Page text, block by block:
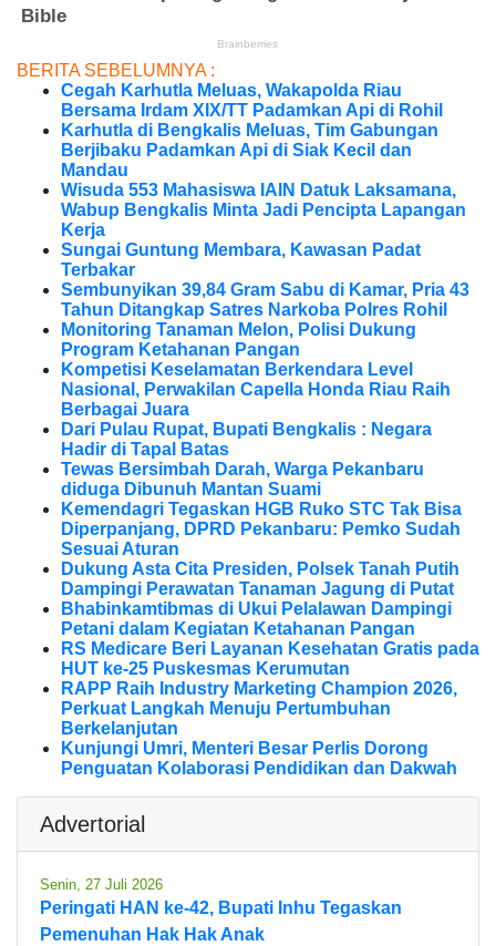
BERITA SEBELUMNYA :
Cegah Karhutla Meluas, Wakapolda Riau
Bersama Irdam XIX/TT Padamkan Api di Rohil
Karhutla di Bengkalis Meluas, Tim Gabungan
Berjibaku Padamkan Api di Siak Kecil dan
Mandau
Wisuda 553 Mahasiswa IAIN Datuk Laksamana,
Wabup Bengkalis Minta Jadi Pencipta Lapangan
Kerja
Sungai Guntung Membara, Kawasan Padat
Terbakar
Sembunyikan 39,84 Gram Sabu di Kamar, Pria 43
Tahun Ditangkap Satres Narkoba Polres Rohil
Monitoring Tanaman Melon, Polisi Dukung
Program Ketahanan Pangan
Kompetisi Keselamatan Berkendara Level
Nasional, Perwakilan Capella Honda Riau Raih
Berbagai Juara
Dari Pulau Rupat, Bupati Bengkalis : Negara
Hadir di Tapal Batas
Tewas Bersimbah Darah, Warga Pekanbaru
diduga Dibunuh Mantan Suami
Kemendagri Tegaskan HGB Ruko STC Tak Bisa
Diperpanjang, DPRD Pekanbaru: Pemko Sudah
Sesuai Aturan
Dukung Asta Cita Presiden, Polsek Tanah Putih
Dampingi Perawatan Tanaman Jagung di Putat
Bhabinkamtibmas di Ukui Pelalawan Dampingi
Petani dalam Kegiatan Ketahanan Pangan
RS Medicare Beri Layanan Kesehatan Gratis pada
HUT ke-25 Puskesmas Kerumutan
RAPP Raih Industry Marketing Champion 2026,
Perkuat Langkah Menuju Pertumbuhan
Berkelanjutan
Kunjungi Umri, Menteri Besar Perlis Dorong
Penguatan Kolaborasi Pendidikan dan Dakwah
Advertorial
Senin, 27 Juli 2026
Peringati HAN ke-42, Bupati Inhu Tegaskan
Pemenuhan Hak Hak Anak